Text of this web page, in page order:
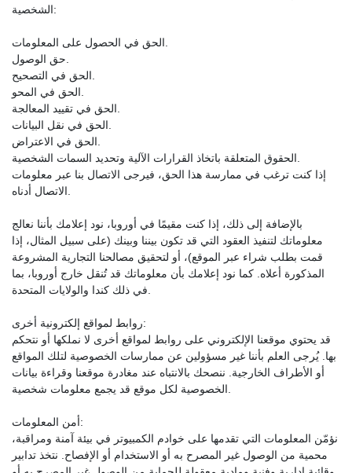
الشخصية:
إذا كنت ترغب في ممارسة هذا الحق، فيرجى الاتصال بنا عبر معلومات
بالإضافة إلى ذلك، إذا كنت مقيمًا في أوروبا، نود إعلامك بأننا نعالج
معلوماتك لتنفيذ العقود التي قد تكون بيننا وبينك (على سبيل المثال، إذا
قمت بطلب شراء عبر الموقع)، أو لتحقيق مصالحنا التجارية المشروعة
المذكورة أعلاه. كما نود إعلامك بأن معلوماتك قد تُنقل خارج أوروبا، بما
روابط لمواقع إلكترونية أخرى:
قد يحتوي موقعنا الإلكتروني على روابط لمواقع أخرى لا نملكها أو نتحكم
بها. يُرجى العلم بأننا غير مسؤولين عن ممارسات الخصوصية لتلك المواقع
أو الأطراف الخارجية. ننصحك بالانتباه عند مغادرة موقعنا وقراءة بيانات
أمن المعلومات:
نؤمّن المعلومات التي تقدمها على خوادم الكمبيوتر في بيئة آمنة ومراقبة،
محمية من الوصول غير المصرح به أو الاستخدام أو الإفصاح. نتخذ تدابير